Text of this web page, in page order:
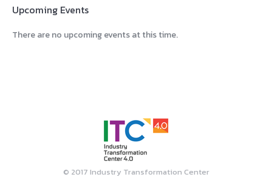
Upcoming Events
There are no upcoming events at this time.
© 2017 Industry Transformation Center